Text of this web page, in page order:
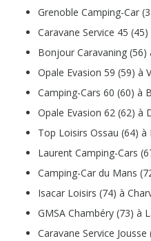
Grenoble Camping-Car
Caravane Service 45
Bonjour Caravaning (56)
Opale Evasion 59 (59) à
Camping-Cars 60 (60) à
Opale Evasion 62 (62) à
Top Loisirs Ossau (64) à
Laurent Camping-Cars
Camping-Car du Mans
Isacar Loisirs (74) à
GMSA Chambéry (73) à
Caravane Service